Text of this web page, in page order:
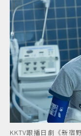
KKTV跟播日劇《新宿